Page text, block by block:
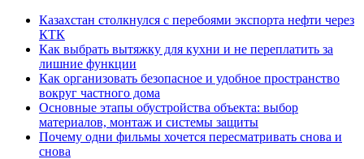
Казахстан столкнулся с перебоями экспорта нефти через
КТК
Как выбрать вытяжку для кухни и не переплатить за
лишние функции
Как организовать безопасное и удобное пространство
вокруг частного дома
Основные этапы обустройства объекта: выбор
материалов, монтаж и системы защиты
Почему одни фильмы хочется пересматривать снова и
снова